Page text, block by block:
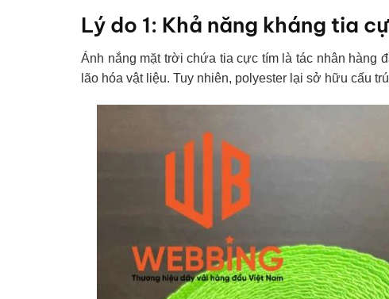
Lý do 1: Khả năng kháng tia
Ánh nắng mặt trời chứa tia cực tím là tác nhân hàng
lão hóa vật liệu. Tuy nhiên, polyester lại sở hữu cấu